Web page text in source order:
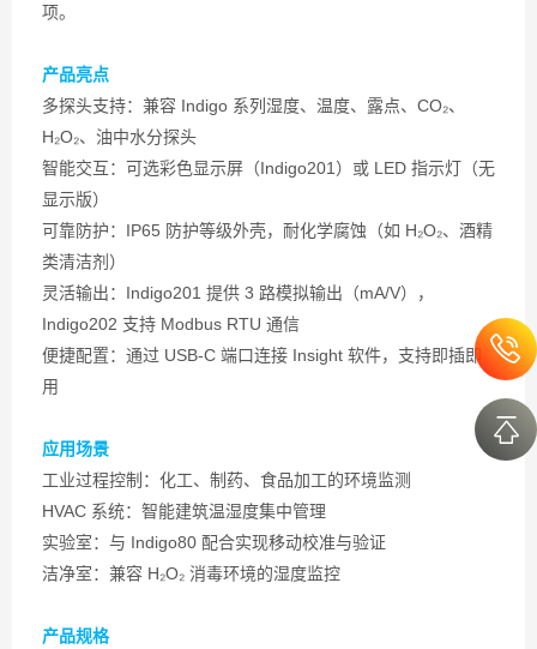
项。
产品亮点
多探头支持：兼容 Indigo 系列湿度、温度、露点、CO₂、
H₂O₂、油中水分探头
智能交互：可选彩色显示屏（Indigo201）或 LED 指示灯（无
显示版）
可靠防护：IP65 防护等级外壳，耐化学腐蚀（如 H₂O₂、酒精
类清洁剂）
灵活输出：Indigo201 提供 3 路模拟输出（mA/V），
Indigo202 支持 Modbus RTU 通信
便捷配置：通过 USB-C 端口连接 Insight 软件，支持即插即
用
应用场景
工业过程控制：化工、制药、食品加工的环境监测
HVAC 系统：智能建筑温湿度集中管理
实验室：与 Indigo80 配合实现移动校准与验证
洁净室：兼容 H₂O₂ 消毒环境的湿度监控
产品规格